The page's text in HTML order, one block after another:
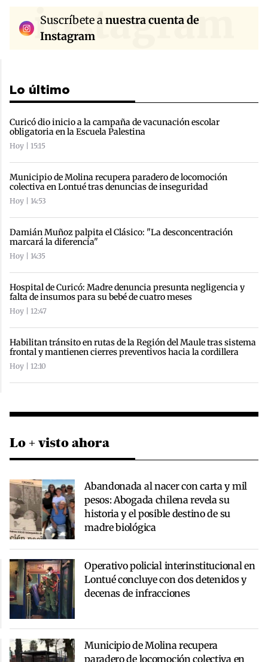
instagram
Suscríbete anuestra cuenta de
Instagram
Lo último
Curicó dio inicio a la campaña de vacunación escolar
obligatoria en la Escuela Palestina
Hoy | 15:15
Municipio de Molina recupera paradero de locomoción
colectiva en Lontué tras denuncias de inseguridad
Hoy | 14:53
Damián Muñoz palpita el Clásico: "La desconcentración
marcará la diferencia"
Hoy | 14:35
Hospital de Curicó: Madre denuncia presunta negligencia y
falta de insumos para su bebé de cuatro meses
Hoy | 12:47
Habilitan tránsito en rutas de la Región del Maule tras sistema
frontal y mantienen cierres preventivos hacia la cordillera
Hoy | 12:10
Lo + visto ahora
Abandonada al nacer con carta y mil
pesos: Abogada chilena revela su
historia y el posible destino de su
madre biológica
Operativo policial interinstitucional en
Lontué concluye con dos detenidos y
decenas de infracciones
Municipio de Molina recupera
paradero de locomoción colectiva en